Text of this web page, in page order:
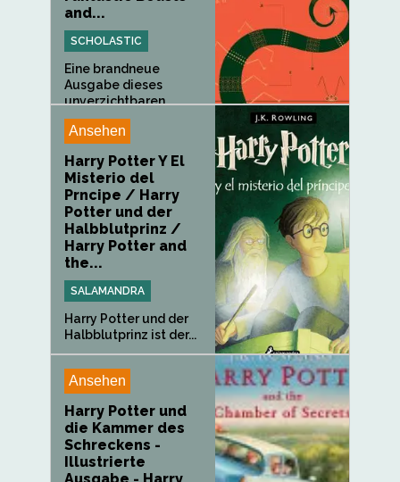
and...
SCHOLASTIC
Eine brandneue
Ausgabe dieses
unverzichtbaren...
Ansehen
Harry Potter Y El
Misterio del
Prncipe / Harry
Potter und der
Halbblutprinz /
Harry Potter and
the...
SALAMANDRA
Harry Potter und der
Halbblutprinz ist der...
Ansehen
Harry Potter und
die Kammer des
Schreckens -
Illustrierte